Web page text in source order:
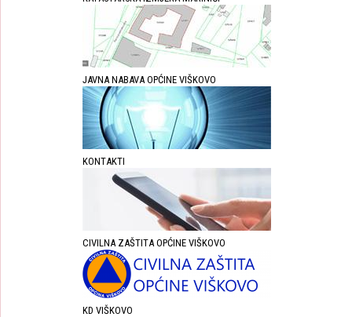
JAVNA NABAVA OPĆINE VIŠKOVO
KONTAKTI
CIVILNA ZAŠTITA OPĆINE VIŠKOVO
KD VIŠKOVO